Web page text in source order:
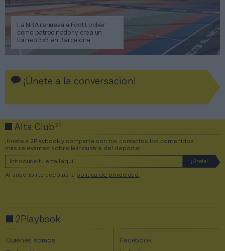
La NBA renueva a Foot Locker
como patrocinador y crea un
torneo 3x3 en Barcelona
¡Únete a la conversación!
Alta Club2P
¡Únete a 2Playbook y comparte con tus contactos los contenidos
más relevantes sobre la industria del deporte!
Al suscribirte aceptas la política de privacidad
2Playbook
Quiénes somos
Facebook